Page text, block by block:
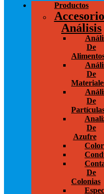
Productos
Análisis
De
De
De
De
Azufre
De
Colonias